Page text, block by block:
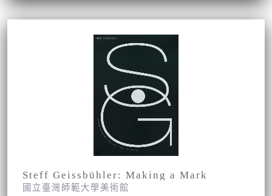
Steff Geissbühler: Making a Mark
國立臺灣師範大學美術館